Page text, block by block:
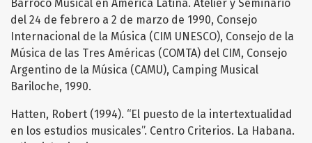
Barroco Musical en América Latina. Atelier y Seminario
del 24 de febrero a 2 de marzo de 1990, Consejo
Internacional de la Música (CIM UNESCO), Consejo de la
Música de las Tres Américas (COMTA) del CIM, Consejo
Argentino de la Música (CAMU), Camping Musical
Bariloche, 1990.
Hatten, Robert (1994). “El puesto de la intertextualidad
en los estudios musicales”. Centro Criterios. La Habana.